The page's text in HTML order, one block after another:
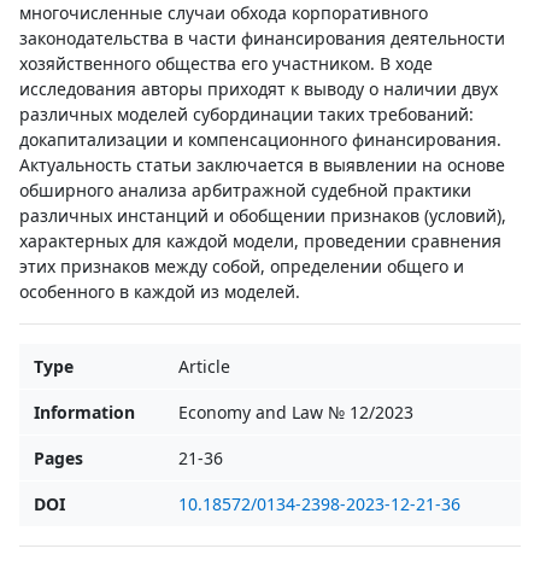
многочисленные случаи обхода корпоративного
законодательства в части финансирования деятельности
хозяйственного общества его участником. В ходе
исследования авторы приходят к выводу о наличии двух
различных моделей субординации таких требований:
докапитализации и компенсационного финансирования.
Актуальность статьи заключается в выявлении на основе
обширного анализа арбитражной судебной практики
различных инстанций и обобщении признаков (условий),
характерных для каждой модели, проведении сравнения
этих признаков между собой, определении общего и
особенного в каждой из моделей.
Type
Article
Information
Economy and Law № 12/2023
Pages
21-36
DOI
10.18572/0134-2398-2023-12-21-36